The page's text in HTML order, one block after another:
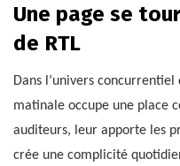
Une page se
de RTL
Dans l’univers
matinale occupe une place
auditeurs, leur apporte les
crée une complicité